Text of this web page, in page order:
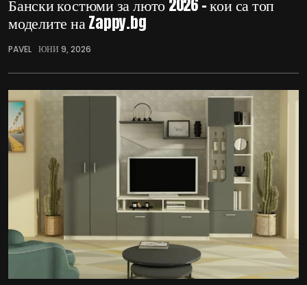
моделите на Zappy.bg
PAVEL ЮНИ 9, 2026